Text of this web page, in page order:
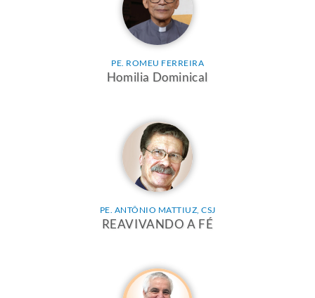
PE. ROMEU FERREIRA
Homilia Dominical
PE. ANTÔNIO MATTIUZ, CSJ
REAVIVANDO A FÉ